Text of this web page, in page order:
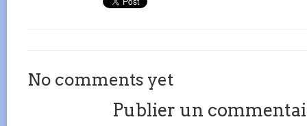
No comments yet
Publier un